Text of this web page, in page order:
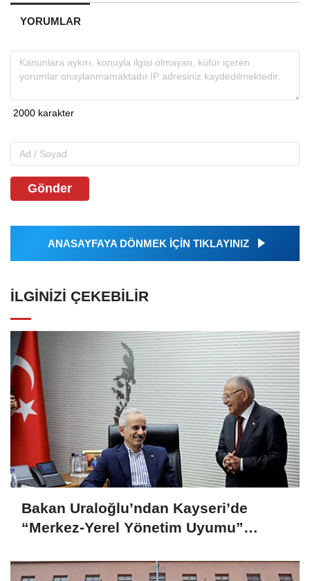
YORUMLAR
Gönder
ANASAYFAYA DÖNMEK İÇİN TIKLAYINIZ
İLGINIZI ÇEKEBILIR
Bakan Uraloğlu’ndan Kayseri’de
“Merkez-Yerel Yönetim Uyumu”